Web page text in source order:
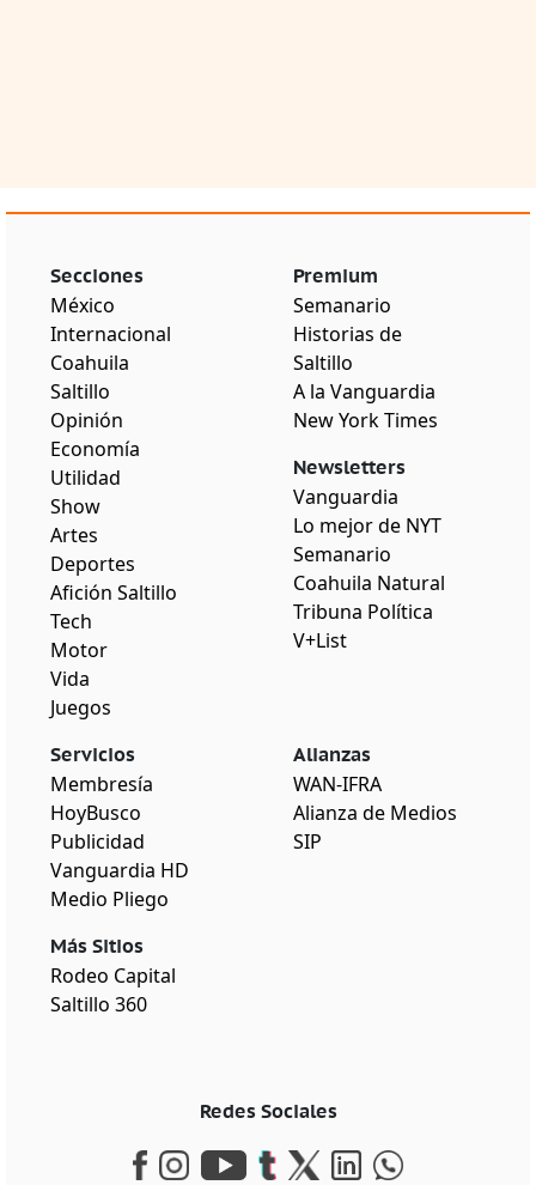
Secciones
México
Internacional
Coahuila
Saltillo
Opinión
Economía
Utilidad
Show
Artes
Deportes
Afición Saltillo
Tech
Motor
Vida
Juegos
Premium
Semanario
Historias de
Saltillo
A la Vanguardia
New York Times
Newsletters
Vanguardia
Lo mejor de NYT
Semanario
Coahuila Natural
Tribuna Política
V+List
Servicios
Membresía
HoyBusco
Publicidad
Vanguardia HD
Medio Pliego
Más Sitios
Rodeo Capital
Saltillo 360
Alianzas
WAN-IFRA
Alianza de Medios
SIP
Redes Sociales